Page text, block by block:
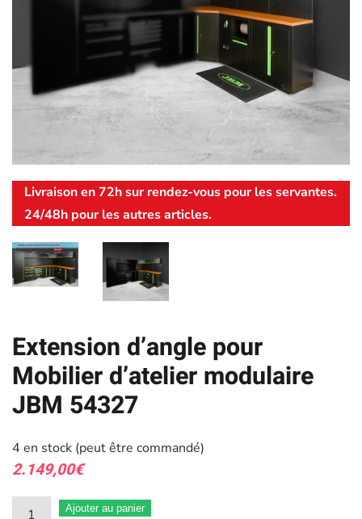
Livraison en 72h sur rendez-vous pour les servantes.
24/48h pour les autres articles.
Extension d’angle pour
Mobilier d’atelier modulaire
JBM 54327
4 en stock (peut être commandé)
2.149,00€
quantité
Ajouter au panier